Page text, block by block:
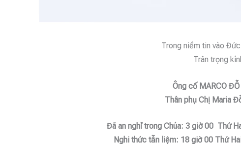
Trong niềm tin vào
Trân trọng
Ông cố MARCO
Thân phụ Chị Maria
Đã an nghỉ trong Chúa: 3 giờ 00 Thứ
Nghi thức tẫn liệm: 18 giờ 00 Thứ